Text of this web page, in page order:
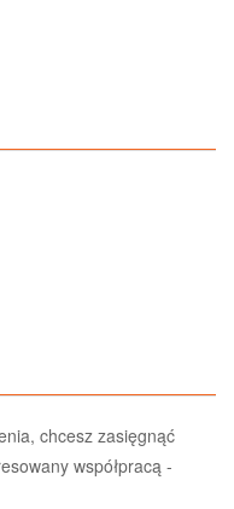
chcesz zasięgnąć
współpracą -